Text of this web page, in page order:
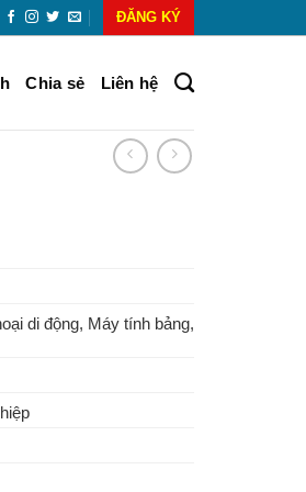
ĐĂNG KÝ
Chia sẻ Liên hệ
di động, Máy tính bảng,